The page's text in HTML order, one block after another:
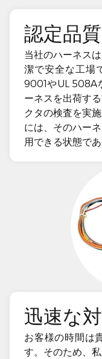
認定品質
当社のハーネス
潔で安全な工場
9001やUL 508A
ーネスを出荷す
クタの検査を実
には、そのハー
用できる状態で
迅速な
お客様の時間は
す。そのため、